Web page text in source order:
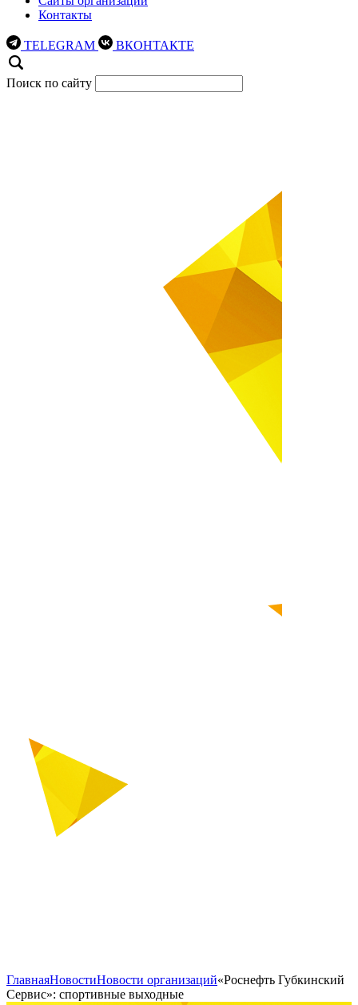
Контакты
TELEGRAM ВКОНТАКТЕ
Поиск по сайту
ГлавнаяНовостиНовости организаций«Роснефть Губкинский
Сервис»: спортивные выходные